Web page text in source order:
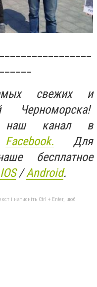
свежих и
Черноморска!
наш канал в
Facebook. Для
бесплатное
IOS/Android.
і натисніть Ctrl + Enter, щоб